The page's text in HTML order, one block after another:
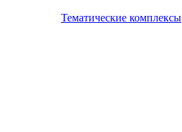
Тематические комплексы